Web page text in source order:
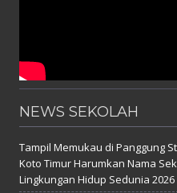
NEWS SEKOLAH
Tampil Memukau di Panggung
Koto Timur Harumkan Nama
Lingkungan Hidup Sedunia 2026